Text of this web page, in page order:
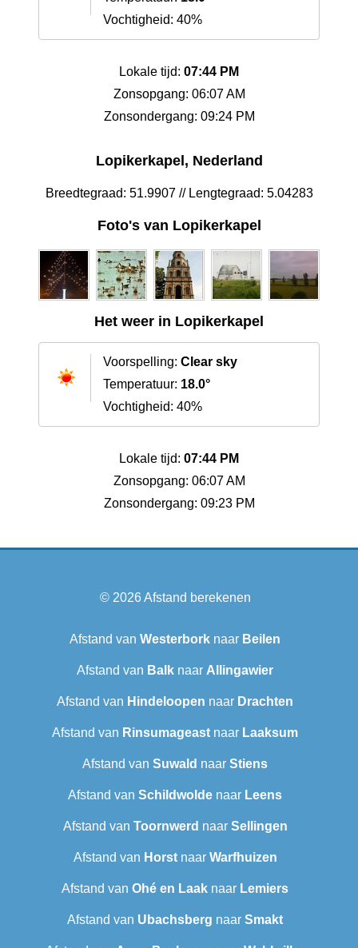
Vochtigheid: 40%
Lokale tijd: 07:44 PM
Zonsopgang: 06:07 AM
Zonsondergang: 09:24 PM
Lopikerkapel, Nederland
Breedtegraad: 51.9907 // Lengtegraad: 5.04283
Foto's van Lopikerkapel
Het weer in Lopikerkapel
Voorspelling: Clear sky
Temperatuur: 18.0°
Vochtigheid: 40%
Lokale tijd: 07:44 PM
Zonsopgang: 06:07 AM
Zonsondergang: 09:23 PM
© 2026Afstand berekenen
Afstand van Westerbork naar Beilen
Afstand van Balk naar Allingawier
Afstand van Hindeloopen naar Drachten
Afstand van Rinsumageast naar Laaksum
Afstand van Suwald naar Stiens
Afstand van Schildwolde naar Leens
Afstand van Toornwerd naar Sellingen
Afstand van Horstnaar Warfhuizen
Afstand van Ohé en Laak naar Lemiers
Afstand van Ubachsberg naar Smakt